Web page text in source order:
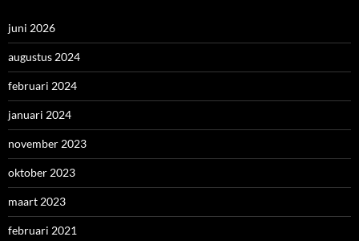
juni 2026
augustus 2024
februari 2024
januari 2024
november 2023
oktober 2023
maart 2023
februari 2021